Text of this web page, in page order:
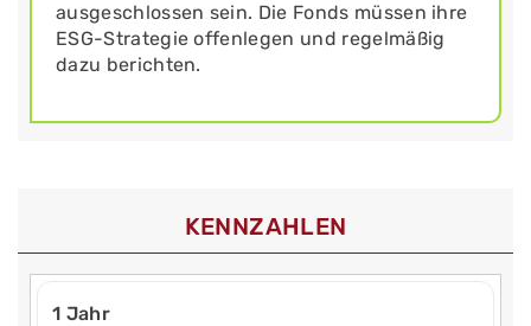
ausgeschlossen sein. Die Fonds müssen ihre
ESG-Strategie offenlegen und regelmäßig
dazu berichten.
KENNZAHLEN
1 Jahr